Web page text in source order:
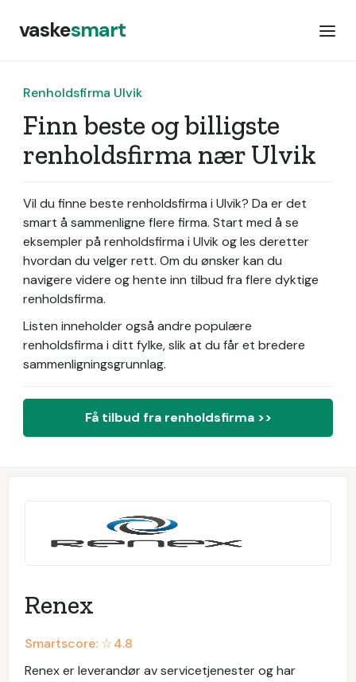
vaskesmart
Renholdsfirma Ulvik
Finn beste og billigste
renholdsfirma nær Ulvik
Vil du finne beste renholdsfirma i Ulvik? Da er det
smart å sammenligne flere firma. Start med å se
eksempler på renholdsfirma i Ulvik og les deretter
hvordan du velger rett. Om du ønsker kan du
navigere videre og hente inn tilbud fra flere dyktige
renholdsfirma.
Listen inneholder også andre populære
renholdsfirma i ditt fylke, slik at du får et bredere
sammenligningsgrunnlag.
Få tilbud fra renholdsfirma >>
Renex
Smartscore: ☆4.8
Renex er leverandør av servicetjenester og har